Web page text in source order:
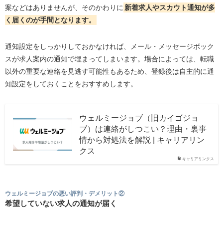
案などはありませんが、そのかわりに新着求人やスカウト通知が多
く届くのが手間となります。
通知設定をしっかりしておかなければ、メール・メッセージボック
スが求人案内の通知で埋まってしまいます。場合によっては、転職
以外の重要な連絡を見逃す可能性もあるため、登録後は自主的に通
知設定をしておくことをおすすめします。
キャリアリンクス
ウェルミージョブ（旧カイゴジョ
ブ）は連絡がしつこい？理由・裏事
情から対処法を解説 | キャリアリン
クス
ウェルミージョブの悪い評判・デメリット②
希望していない求人の通知が届く